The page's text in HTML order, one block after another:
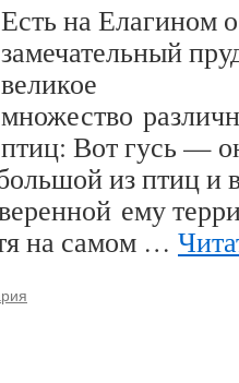
Есть на Елагином
замечательный
великое
множество
птиц: Вот гусь —
из птиц и
ему
на самом …